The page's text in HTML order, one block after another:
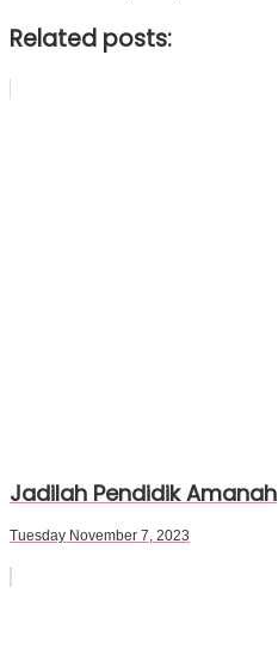
Related posts:
Jadilah Pendidik Amanah
Tuesday November 7, 2023